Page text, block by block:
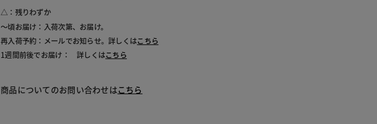
△：残りわずか
～頃お届け：入荷次第、お届け。
再入荷予約：メールでお知らせ。詳しくはこちら
1週間前後でお届け： 詳しくはこちら
商品についてのお問い合わせはこちら